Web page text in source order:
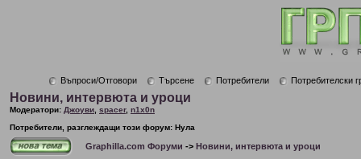
Въпроси/Отговори Търсене Потребители Потребителски
Новини, интервюта и уроци
Модератори: Джоуви spacer, n1x0n
Потребители, разглеждащи този форум: Нула
Graphilla.com Форуми -> Новини, интервюта и уроци